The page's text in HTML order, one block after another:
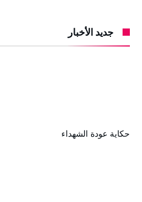
جديد الأخبار
حكاية عودة الشهداء